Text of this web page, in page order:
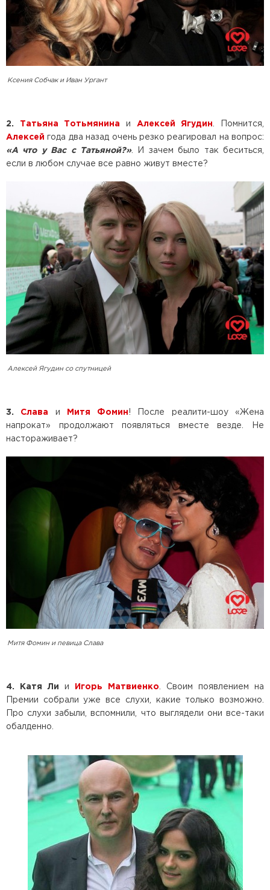
Ксения Собчак и Иван Ургант
2. Татьяна Тотьмянина и Алексей Ягудин
. Помнится,
Алексей
года два назад очень резко реагировал на вопрос:
«А что у Вас с Татьяной?». И зачем было так беситься,
если в любом случае все равно живут вместе?
Алексей Ягудин со спутницей
3. Слава и Митя Фомин! После реалити-шоу «Жена
напрокат» продолжают появляться вместе везде. Не
настораживает?
Митя Фомин и певица Слава
4. Катя Ли и Игорь Матвиенко . Своим появлением на
Премии собрали уже все слухи, какие только возможно.
Про слухи забыли, вспомнили, что выглядели они все-таки
обалденно.